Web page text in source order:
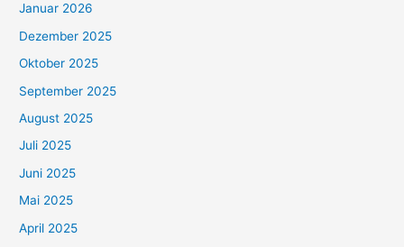
Januar 2026
Dezember 2025
Oktober 2025
September 2025
August 2025
Juli 2025
Juni 2025
Mai 2025
April 2025